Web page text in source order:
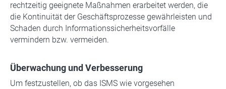
rechtzeitig geeignete Maßnahmen erarbeitet werden, die
die Kontinuität der Geschäftsprozesse gewährleisten und
Schaden durch Informationssicherheitsvorfälle
vermindern bzw. vermeiden.
Überwachung und Verbesserung
Um festzustellen, ob das ISMS wie vorgesehen